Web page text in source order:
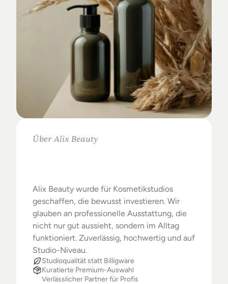
Über Alix Beauty
Alix Beauty wurde für Kosmetikstudios
geschaffen, die bewusst investieren. Wir
glauben an professionelle Ausstattung, die
nicht nur gut aussieht, sondern im Alltag
funktioniert. Zuverlässig, hochwertig und auf
Studio-Niveau.
Studioqualität statt Billigware
Kuratierte Premium-Auswahl
Verlässlicher Partner für Profis